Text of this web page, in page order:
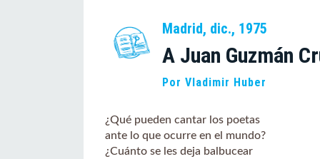
Madrid, dic., 1975
A Juan Guzmán
Por Vladimir Huber
¿Qué pueden cantar los poetas
ante lo que ocurre en el mundo?
¿Cuánto se les deja balbucear